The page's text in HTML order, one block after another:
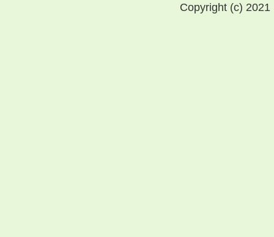
Copyright (c)